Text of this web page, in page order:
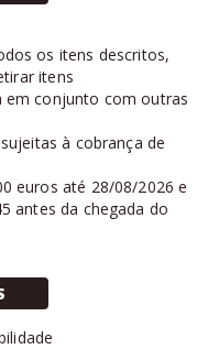
os itens descritos,
itens
em conjunto com outras
à cobrança de
euros até 28/08/2026 e
antes da chegada do